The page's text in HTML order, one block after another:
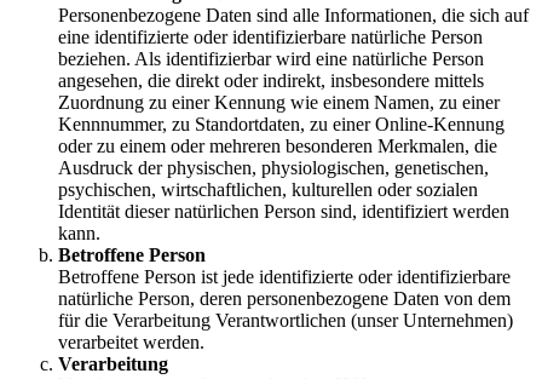
Personenbezogene Daten sind alle Informationen, die sich auf
eine identifizierte oder identifizierbare natürliche Person
beziehen. Als identifizierbar wird eine natürliche Person
angesehen, die direkt oder indirekt, insbesondere mittels
Zuordnung zu einer Kennung wie einem Namen, zu einer
Kennnummer, zu Standortdaten, zu einer Online-Kennung
oder zu einem oder mehreren besonderen Merkmalen, die
Ausdruck der physischen, physiologischen, genetischen,
psychischen, wirtschaftlichen, kulturellen oder sozialen
Identität dieser natürlichen Person sind, identifiziert werden
kann.
Betroffene Person
Betroffene Person ist jede identifizierte oder identifizierbare
natürliche Person, deren personenbezogene Daten von dem
für die Verarbeitung Verantwortlichen (unser Unternehmen)
verarbeitet werden.
Verarbeitung